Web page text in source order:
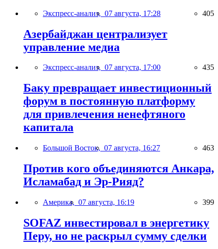
Экспресс-анализ, 07 августа, 17:28 405
Азербайджан централизует
управление медиа
Экспресс-анализ, 07 августа, 17:00 435
Баку превращает инвестиционный
форум в постоянную платформу
для привлечения ненефтяного
капитала
Большой Восток, 07 августа, 16:27 463
Против кого объединяются Анкара,
Исламабад и Эр-Рияд?
Америка, 07 августа, 16:19 399
SOFAZ инвестировал в энергетику
Перу, но не раскрыл сумму сделки